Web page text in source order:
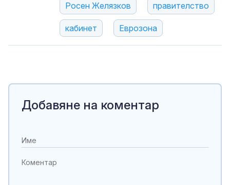
Росен Желязков правителство
кабинет Еврозона
Добавяне на коментар